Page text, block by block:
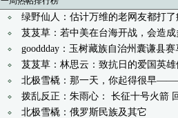
绿野仙人：估计万维的老网友都打了
芨芨草：若中美在台海开战，会造
gooddday：玉树藏族自治州囊谦县
芨芨草：林思云：致抗日的爱国英雄
北极雪橇：那一天，你起得很早
拨乱反正：朱雨心： 长征十号火箭
北极雪橇：俄罗斯民族及其它